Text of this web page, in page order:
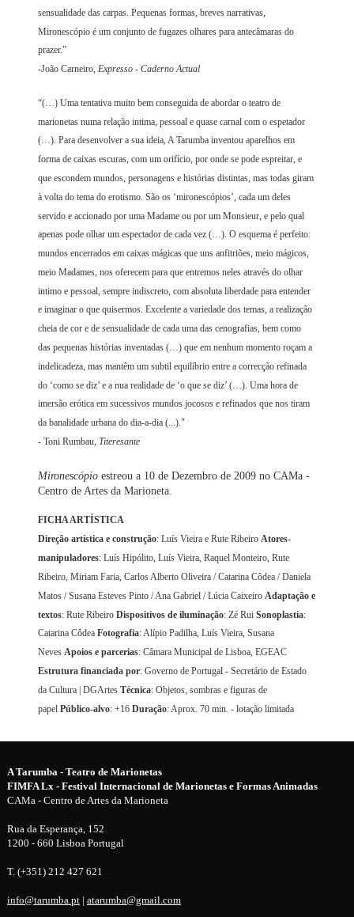
sensualidade das carpas. Pequenas formas, breves narrativas,
Mironescópio é um conjunto de fugazes olhares para antecâmaras do
prazer.”
-João Carneiro,Expresso - Caderno Actual
“(…) Uma tentativa muito bem conseguida de abordar o teatro de
marionetas numa relação intima, pessoal e quase carnal com o espetador
(…). Para desenvolver a sua ideia, A Tarumba inventou aparelhos em
forma de caixas escuras, com um orifício, por onde se pode espreitar, e
que escondem mundos, personagens e histórias distintas, mas todas giram
à volta do tema do erotismo. São os ‘mironescópios’, cada um deles
servido e accionado por uma Madame ou por um Monsieur, e pelo qual
apenas pode olhar um espectador de cada vez (…). O esquema é perfeito:
mundos encerrados em caixas mágicas que uns anfitriões, meio mágicos,
meio Madames, nos oferecem para que entremos neles através do olhar
intimo e pessoal, sempre indiscreto, com absoluta liberdade para entender
e imaginar o que quisermos. Excelente a variedade dos temas, a realização
cheia de cor e de sensualidade de cada uma das cenografias, bem como
das pequenas histórias inventadas (…) que em nenhum momento roçam a
indelicadeza, mas mantêm um subtil equilíbrio entre a correcção refinada
do ‘como se diz’ e a nua realidade de ‘o que se diz’ (…). Uma hora de
imersão erótica em sucessivos mundos jocosos e refinados que nos tiram
da banalidade urbana do dia-a-dia (...)."
- Toni Rumbau,Titeresante
Mironescópio estreou a 10 de Dezembro de 2009 no CAMa -
Centro de Artes da Marioneta.
FICHA ARTÍSTICA
Direção artística e construção: Luís Vieira e Rute RibeiroAtores-
manipuladores: Luís Hipólito, Luís Vieira, Raquel Monteiro, Rute
Ribeiro, Miriam Faria, Carlos Alberto Oliveira / Catarina Côdea / Daniela
Matos / Susana Esteves Pinto / Ana Gabriel / Lúcia CaixeiroAdaptação e
textos: Rute RibeiroDispositivos de iluminação: Zé RuiSonoplastia:
Catarina CôdeaFotografia: Alípio Padilha, Luís Vieira, Susana
NevesApoios e parcerias: Câmara Municipal de Lisboa, EGEAC
Estrutura financiada por: Governo de Portugal - Secretário de Estado
da Cultura | DGArtesTécnica: Objetos, sombras e figuras de
papelPúblico-alvo: +16Duração: Aprox. 70 min. - lotação limitada
A Tarumba - Teatro de Marionetas
FIMFA Lx - Festival Internacional de Marionetas e Formas Animadas
CAMa - Centro de Artes da Marioneta
Rua da Esperança, 152
1200 - 660 Lisboa Portugal
T. (+351) 212 427 621
info@tarumba.pt| atarumba@gmail.com